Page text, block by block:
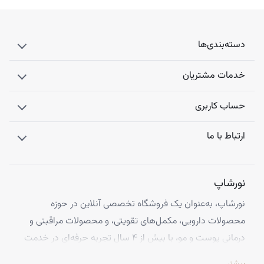
دسته‌بندی‌ها
خدمات مشتریان
حساب کاربری
ارتباط با ما
نورشاپ
نورشاپ، به‌عنوان یک فروشگاه تخصصی آنلاین در حوزه
محصولات دارویی، مکمل‌های تقویتی، و محصولات مراقبتی و
درمانی پوست و مو، با بیش از ۴ سال تجربه حرفه‌ای در خدمت